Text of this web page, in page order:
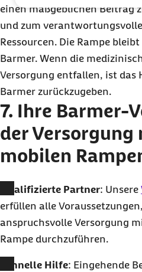
einen maßgeblichen Beitrag
und zum
Ressourcen. Die Rampe
Barmer. Wenn die
Versorgung entfallen, ist das
Barmer zurückzugeben.
7. Ihre Barmer-
der Versorgung
mobilen
Qualifizierte Partner: Unsere
erfüllen alle
anspruchsvolle Versorgung
Rampe durchzuführen.
Schnelle Hilfe: Eingehende